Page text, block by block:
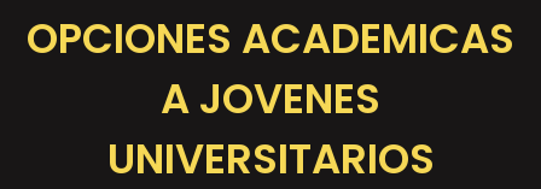
OPCIONES ACADEMICAS
A JOVENES
UNIVERSITARIOS